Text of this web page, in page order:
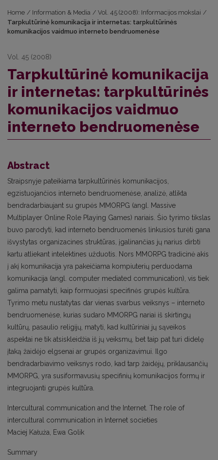
Home / Information & Media / Vol. 45 (2008): Informacijos mokslai /
Tarpkultūrinė komunikacija ir internetas: tarpkultūrinės
komunikacijos vaidmuo interneto bendruomenėse
Vol. 45 (2008)
Tarpkultūrinė komunikacija
ir internetas: tarpkultūrinės
komunikacijos vaidmuo
interneto bendruomenėse
Abstract
Straipsnyje pateikiama tarpkultūrinės komunikacijos,
egzistuojančios interneto bendruomenėse, analizė, atlikta
bendradarbiaujant su grupės MMORPG (angl. Massive
Multiplayer Online Role Playing Games) nariais. Šio tyrimo tikslas
buvo parodyti, kad interneto bendruomenės linkusios turėti gana
išvystytas organizacines struktūras, įgalinančias jų narius dirbti
kartu atliekant intelektines užduotis. Nors MMORPG tradicinė akis
į akį komunikacija yra pakeičiama kompiuterių perduodama
komunikacija (angl. computer mediated communication), vis tiek
galima pamatyti, kaip formuojasi specifinės grupės kultūra.
Tyrimo metu nustatytas dar vienas svarbus veiksnys – interneto
bendruomenėse, kurias sudaro MMORPG nariai iš skirtingų
kultūrų, pasaulio religijų, matyti, kad kultūriniai jų sąveikos
aspektai ne tik atsiskleidžia iš jų veiksmų, bet taip pat turi didelę
įtaką žaidėjo elgsenai ar grupės organizavimui. Ilgo
bendradarbiavimo veiksnys rodo, kad tarp žaidėjų, priklausančių
MMORPG, yra susiformavusių specifinių komunikacijos formų ir
integruojanti grupės kultūra.
Intercultural communication and the Internet. The role of
intercultural communication in Internet societies
Maciej Kałuża, Ewa Golik
Summary